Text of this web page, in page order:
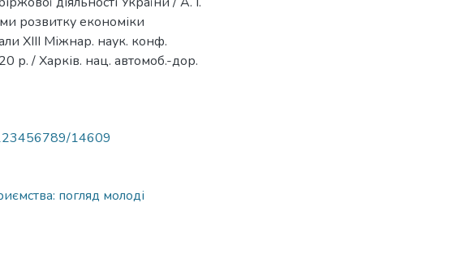
розвитку економіки
XIII Міжнар. наук. конф.
р. / Харків. нац. автомоб.-дор.
14609
погляд молоді